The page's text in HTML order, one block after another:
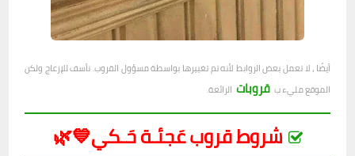
أيضًا ، لا تعمل بعض الروابط لأنه تم تغييرها بواسطة مسؤول القروب. نأسف للإزعاج ولكن
الموقع مليء ب قروبات الرائعة.
شروط قروب عَجئـة حَـكي💙🌿